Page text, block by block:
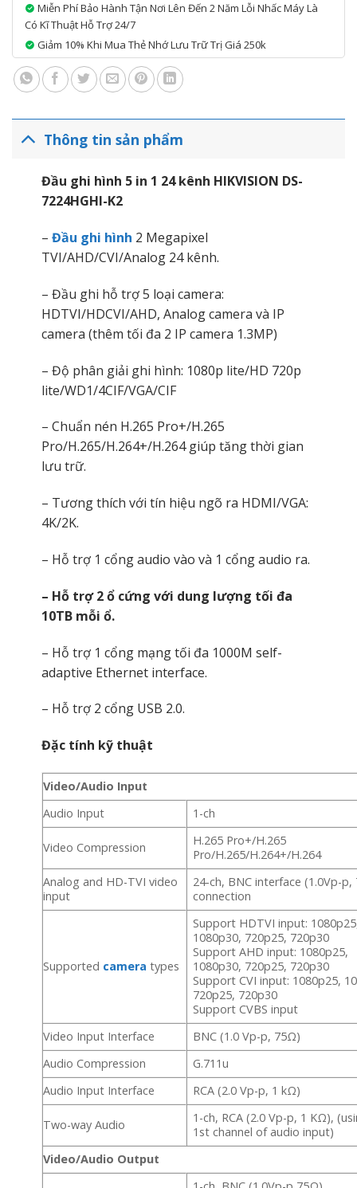
Miễn Phí Bảo Hành Tận Nơi Lên Đến 2 Năm Lỗi Nhấc Máy Là
Có Kĩ Thuật Hỗ Trợ 24/7
Giảm 10% Khi Mua Thẻ Nhớ Lưu Trữ Trị Giá 250k
Thông tin sản phẩm
Đầu ghi hình 5 in 1 24 kênh HIKVISION DS-
7224HGHI-K2
– Đầu ghi hình 2 Megapixel
TVI/AHD/CVI/Analog 24 kênh.
– Đầu ghi hỗ trợ 5 loại camera:
HDTVI/HDCVI/AHD, Analog camera và IP
camera (thêm tối đa 2 IP camera 1.3MP)
– Độ phân giải ghi hình: 1080p lite/HD 720p
lite/WD1/4CIF/VGA/CIF
– Chuẩn nén H.265 Pro+/H.265
Pro/H.265/H.264+/H.264 giúp tăng thời gian
lưu trữ.
– Tương thích với tín hiệu ngõ ra HDMI/VGA:
4K/2K.
– Hỗ trợ 1 cổng audio vào và 1 cổng audio ra.
– Hỗ trợ 2 ổ cứng với dung lượng tối đa
10TB mỗi ổ.
– Hỗ trợ 1 cổng mạng tối đa 1000M self-
adaptive Ethernet interface.
– Hỗ trợ 2 cổng USB 2.0.
Đặc tính kỹ thuật
Video/Audio Input
Audio Input
1-ch
Video Compression
H.265 Pro+/H.265
Pro/H.265/H.264+/H.264
Analog and HD-TVI video
input
24-ch, BNC interface (1.0Vp-
connection
Supported camera types
Support HDTVI input:
1080p30, 720p25, 720p30
Support AHD input: 1080p25,
1080p30, 720p25, 720p30
Support CVI input: 1080p25,
720p25, 720p30
Support CVBS input
Video Input Interface
BNC (1.0 Vp-p, 75Ω)
Audio Compression
G.711u
Audio Input Interface
RCA (2.0 Vp-p, 1 kΩ)
Two-way Audio
1-ch, RCA (2.0 Vp-p, 1 KΩ),
1st channel of audio input)
Video/Audio Output